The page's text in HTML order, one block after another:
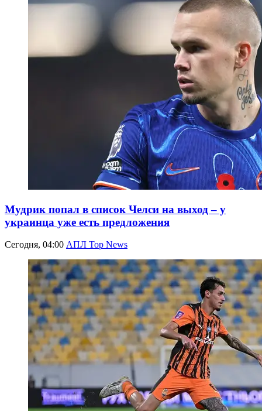
Мудрик попал в список Челси на выход – у
украинца уже есть предложения
Сегодня, 04:00 АПЛ Top News